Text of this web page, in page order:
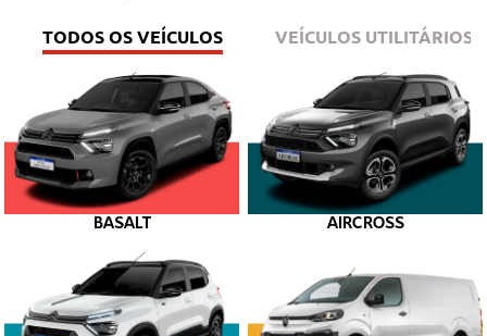
TODOS OS VEÍCULOS VEÍCULOS UTILITÁRIOS
BASALT AIRCROSS